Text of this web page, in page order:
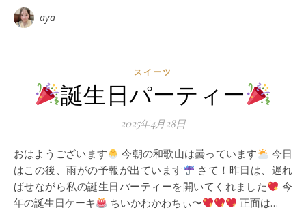
aya
スイーツ
誕生日パーティー
2025年4月28日
おはようございます 今朝の和歌山は曇っています
今日
はこの後、雨がの予報が出ています
さて！昨日は、遅れ
ばせながら私の誕生日パーティーを開いてくれました
今
年の誕生日ケーキ
ちいかわかわちぃ〜 正面は…